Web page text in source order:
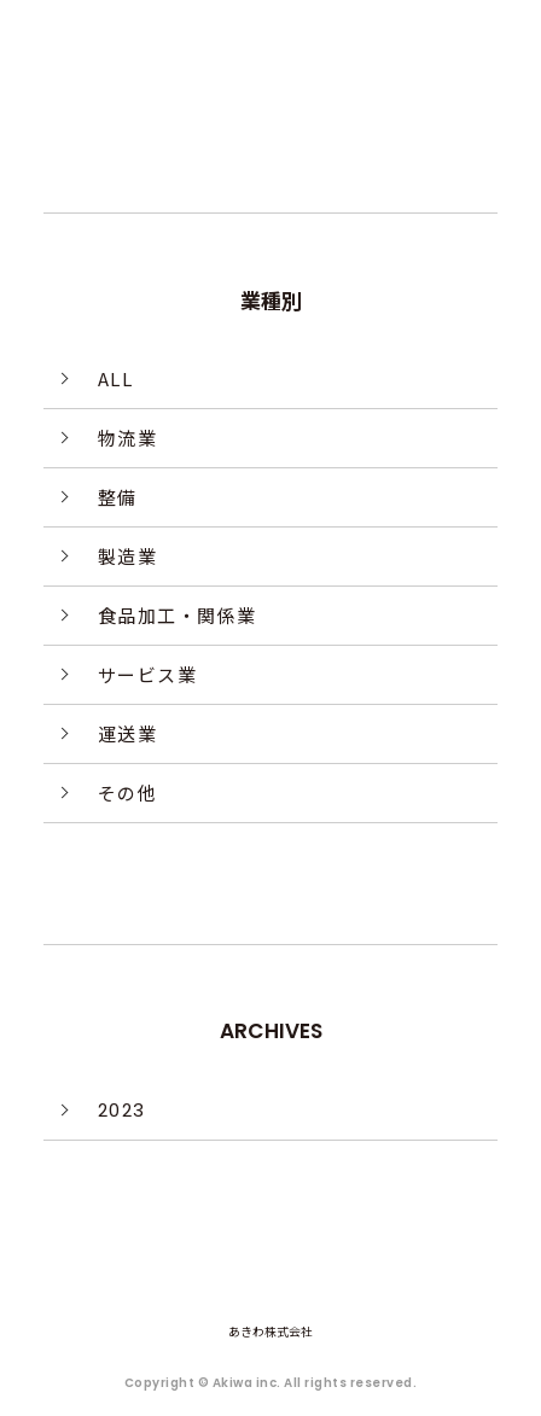
業種別
ALL
物流業
整備
製造業
食品加工・関係業
サービス業
運送業
その他
ARCHIVES
2023
あきわ株式会社
Copyright © Akiwa inc. All rights reserved.